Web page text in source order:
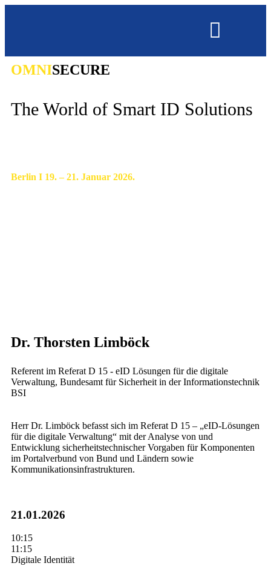
OMNISECURE
The World of Smart ID Solutions
Berlin I 19. – 21. Januar 2026.
Dr. Thorsten Limböck
Referent im Referat D 15 - eID Lösungen für die digitale
Verwaltung, Bundesamt für Sicherheit in der Informationstechnik
BSI
Herr Dr. Limböck befasst sich im Referat D 15 – „eID-Lösungen
für die digitale Verwaltung“ mit der Analyse von und
Entwicklung sicherheitstechnischer Vorgaben für Komponenten
im Portalverbund von Bund und Ländern sowie
Kommunikationsinfrastrukturen.
21.01.2026
10:15
11:15
Digitale Identität